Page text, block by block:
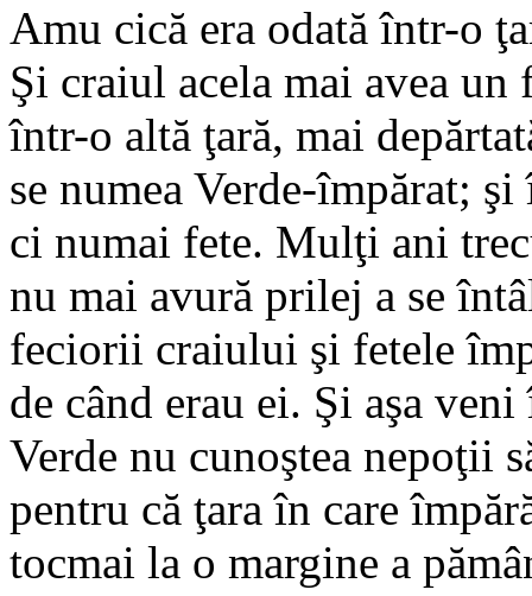
Amu cică era odată într-o
Şi craiul acela mai avea un
într-o altă ţară, mai
se numea Verde-împărat;
ci numai fete. Mulţi ani
nu mai avură prilej a se
feciorii craiului şi fetele
de când erau ei. Şi aşa
Verde nu cunoştea nepoţii
pentru că ţara în care
tocmai la o margine a